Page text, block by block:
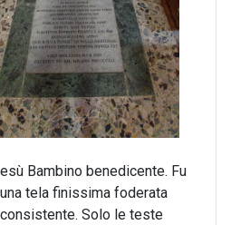
Bambino benedicente. Fu
tela finissima foderata
Solo le teste